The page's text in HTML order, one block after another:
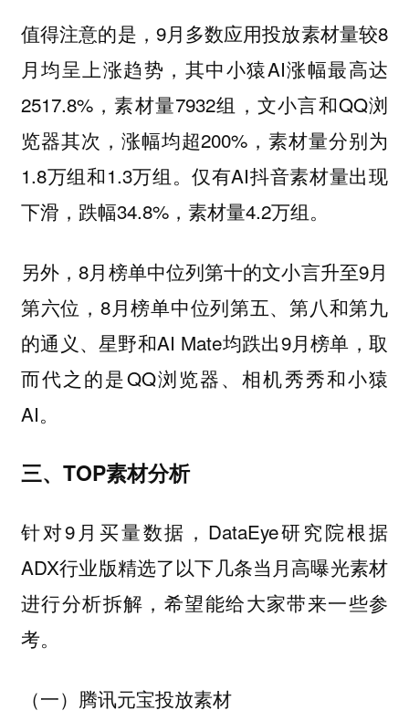
值得注意的是，9月多数应用投放素材量较8
月均呈上涨趋势，其中小猿AI涨幅最高达
2517.8%，素材量7932组，文小言和QQ浏
览器其次，涨幅均超200%，素材量分别为
1.8万组和1.3万组。仅有AI抖音素材量出现
下滑，跌幅34.8%，素材量4.2万组。
另外，8月榜单中位列第十的文小言升至9月
第六位，8月榜单中位列第五、第八和第九
的通义、星野和AI Mate均跌出9月榜单，取
而代之的是QQ浏览器、相机秀秀和小猿
AI。
三、TOP素材分析
针对9月买量数据，DataEye研究院根据
ADX行业版精选了以下几条当月高曝光素材
进行分析拆解，希望能给大家带来一些参
考。
（一）腾讯元宝投放素材